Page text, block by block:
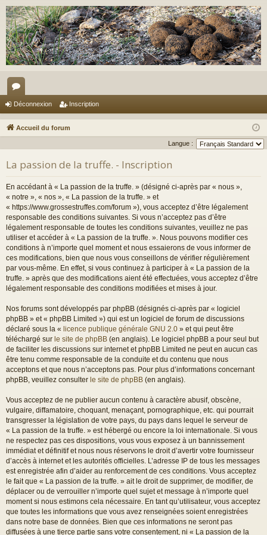
or
u
Déconnexion Inscription
Accueil du forum
Langue :
La passion de la truffe. - Inscription
En accédant à « La passion de la truffe. » (désigné ci-après par « nous »,
« notre », « nos », « La passion de la truffe. » et
« https://www.grossestruffes.com/forum »), vous acceptez d’être légalement
responsable des conditions suivantes. Si vous n’acceptez pas d’être
légalement responsable de toutes les conditions suivantes, veuillez ne pas
utiliser et accéder à « La passion de la truffe. ». Nous pouvons modifier ces
conditions à n’importe quel moment et nous essaierons de vous informer de
ces modifications, bien que nous vous conseillons de vérifier régulièrement
par vous-même. En effet, si vous continuez à participer à « La passion de la
truffe. » après que des modifications aient été effectuées, vous acceptez d’être
légalement responsable des conditions modifiées et mises à jour.
Nos forums sont développés par phpBB (désignés ci-après par « logiciel
phpBB » et « phpBB Limited ») qui est un logiciel de forum de discussions
déclaré sous la « licence publique générale GNU 2.0 » et qui peut être
téléchargé sur le site de phpBB (en anglais). Le logiciel phpBB a pour seul but
de faciliter les discussions sur internet et phpBB Limited ne peut en aucun cas
être tenu comme responsable de la conduite et du contenu que nous
acceptons et que nous n’acceptons pas. Pour plus d’informations concernant
phpBB, veuillez consulter le site de phpBB (en anglais).
Vous acceptez de ne publier aucun contenu à caractère abusif, obscène,
vulgaire, diffamatoire, choquant, menaçant, pornographique, etc. qui pourrait
transgresser la législation de votre pays, du pays dans lequel le serveur de
« La passion de la truffe. » est hébergé ou encore la loi internationale. Si vous
ne respectez pas ces dispositions, vous vous exposez à un bannissement
immédiat et définitif et nous nous réservons le droit d’avertir votre fournisseur
d’accès à internet et les autorités officielles. L’adresse IP de tous les messages
est enregistrée afin d’aider au renforcement de ces conditions. Vous acceptez
le fait que « La passion de la truffe. » ait le droit de supprimer, de modifier, de
déplacer ou de verrouiller n’importe quel sujet et message à n’importe quel
moment si nous estimons cela nécessaire. En tant qu’utilisateur, vous acceptez
que toutes les informations que vous avez renseignées soient enregistrées
dans notre base de données. Bien que ces informations ne seront pas
diffusées à une tierce partie sans votre consentement, ni « La passion de la